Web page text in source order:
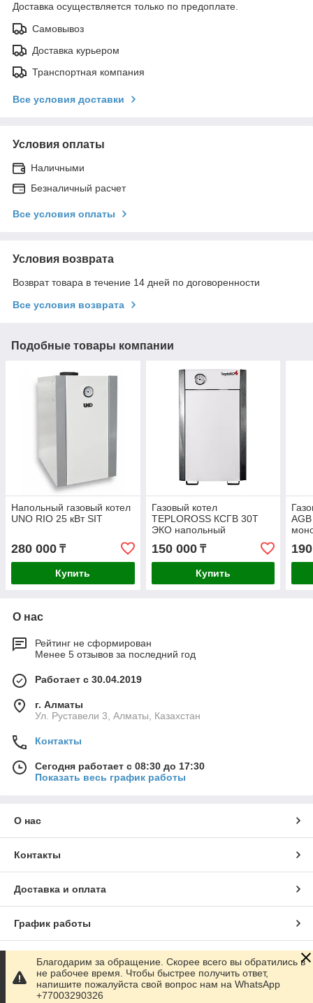
Доставка осуществляется только по предоплате.
Самовывоз
Доставка курьером
Транспортная компания
Все условия доставки
Условия оплаты
Наличными
Безналичный расчет
Все условия оплаты
Условия возврата
Возврат товара в течение 14 дней по договоренности
Все условия возврата
Подобные товары компании
Напольный газовый котел
UNO RIO 25 кВт SIT
280 000 ₸
Купить
Газовый котел
TEPLOROSS КСГВ 30Т
ЭКО напольный
150 000₸
Купить
О нас
Рейтинг не сформирован
Менее 5 отзывов за последний год
Работает с 30.04.2019
г. Алматы
Ул. Руставели 3, Алматы, Казахстан
Контакты
Сегодня работает с 08:30 до 17:30
Показать весь график работы
О нас
Контакты
Доставка и оплата
График работы
Полная версия сайта
Сайт создан на маркетплейсе Satu.kz
Благодарим за обращение. Скорее всего вы обратились в
не рабочее время. Чтобы быстрее получить ответ,
напишите пожалуйста свой вопрос нам на WhatsApp
+77003290326